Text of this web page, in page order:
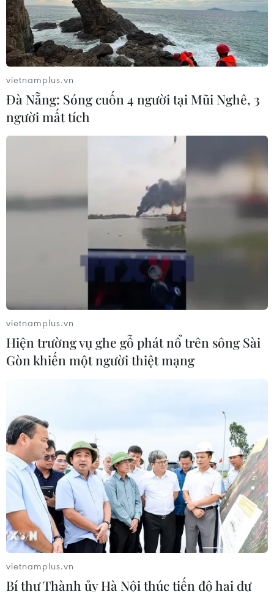
TIN CÙNG CHUYÊN MỤC
Cộng hòa Dân chủ Congo ghi nhận
Giao tranh dữ dội ở miền Tây Libya,
nhiều tù nhân vượt ngục
05/08/2026 05:58
Lở đất tại Ethiopia khiến ít nhất 14
người thiệt mạng
04/08/2026 10:53
vietnamplus.vn
Đà Nẵng: Sóng cuốn 4 người tại Mũi Nghê, 3
người mất tích
vietnamplus.vn
Hiện trường vụ ghe gỗ phát nổ trên sông Sài
Gòn khiến một người thiệt mạng
vietnamplus.vn
Bí thư Thành ủy Hà Nội thúc tiến độ hai dự